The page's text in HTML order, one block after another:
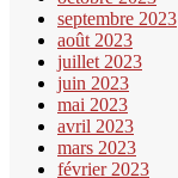
septembre 2023
août 2023
juillet 2023
juin 2023
mai 2023
avril 2023
mars 2023
février 2023